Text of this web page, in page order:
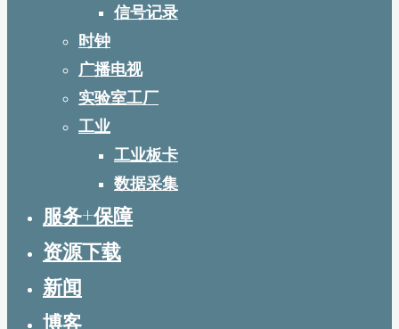
信号记录
时钟
广播电视
实验室工厂
工业
工业板卡
数据采集
服务+保障
资源下载
新闻
博客